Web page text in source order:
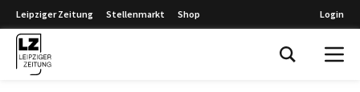
Leipziger Zeitung Stellenmarkt Shop Login